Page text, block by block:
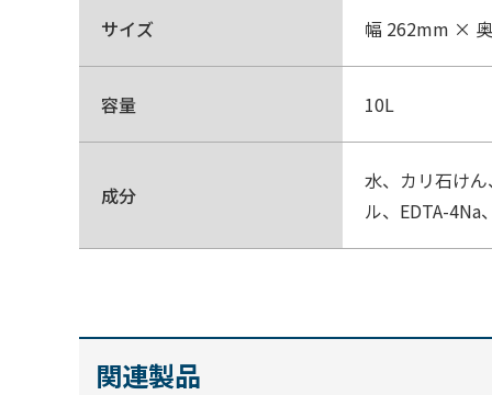
サイズ 幅 262mm ×
容量 10L
成分
水、カリ石け
ル、EDTA-
関連製品